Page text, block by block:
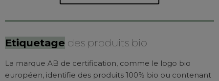
Etiquetage des produits bio
La marque AB de certification, comme le logo bio
européen, identifie des produits 100% bio ou contenant